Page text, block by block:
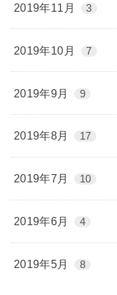
2019年11月 3
2019年10月 7
2019年9月 9
2019年8月 17
2019年7月 10
2019年6月 4
2019年5月 8